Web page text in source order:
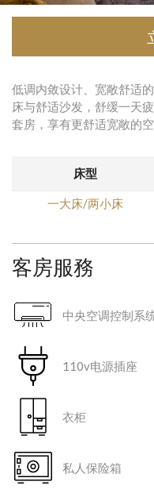
低调内敛设计、宽敞舒适
床与舒适沙发，舒缓一天
套房，享有更舒适宽敞的空
床型
一大床/两小床
客房服務
中央空调控制系
110v电源插座
衣柜
私人保险箱